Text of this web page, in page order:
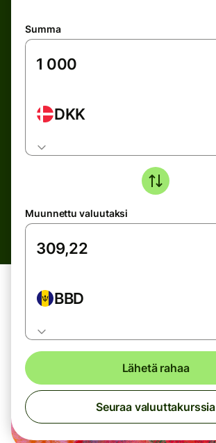
Summa
DKK
Muunnettu valuutaksi
BBD
Lähetä rahaa
Seuraa valuuttakurssia